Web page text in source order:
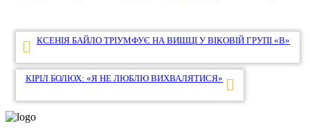
Навігація
записів
КСЕНІЯ БАЙЛО ТРІУМФУЄ НА ВИШЦІ У ВІКОВІЙ ГРУПІ «В»
КІРІЛ БОЛЮХ: «Я НЕ ЛЮБЛЮ ВИХВАЛЯТИСЯ»